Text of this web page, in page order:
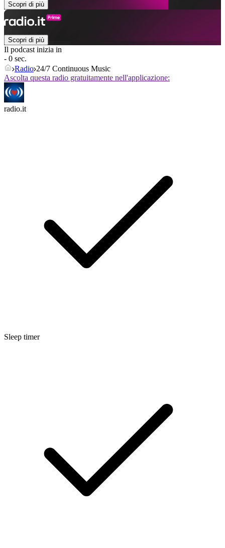
Scopri di più
Scopri di più
Il podcast inizia in
- 0 sec.
Radio 24/7 Continuous Music
Ascolta questa radio gratuitamente nell'applicazione:
radio.it
Sleep timer